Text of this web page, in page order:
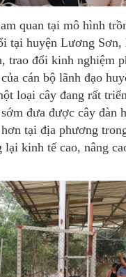
quan tại mô hình
tại huyện Lương
trao đổi kinh nghiệm
cán bộ lãnh đạo
loại cây đang rất
đưa được cây đàn
tại địa phương
lại kinh tế cao, nâng